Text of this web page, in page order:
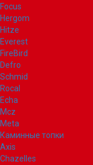
Focus
Hergom
Hitze
Everest
FireBird
Defro
Schmid
Rocal
Echa
Mcz
Meta
Каминные топки
Axis
Chazelles